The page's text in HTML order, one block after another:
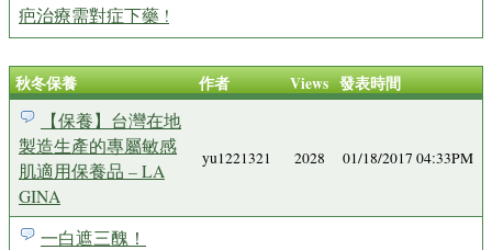
疤治療需對症下藥 !
秋冬保養 作者 Views 發表時間
【保養】台灣在地
製造生產的專屬敏感
肌適用保養品 – LA
GINA
yu1221321 2028 01/18/2017 04:33PM
一白遮三醜！